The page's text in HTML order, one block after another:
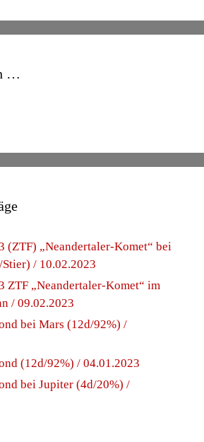
…
(ZTF) „Neandertaler-Komet“ bei
/ 10.02.2023
ZTF „Neandertaler-Komet“ im
/ 09.02.2023
bei Mars (12d/92%) /
(12d/92%) / 04.01.2023
bei Jupiter (4d/20%) /